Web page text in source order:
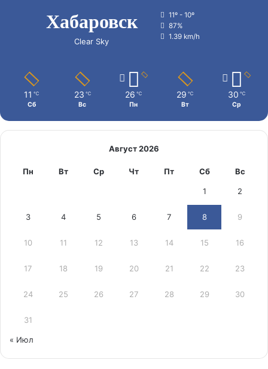
Хабаровск
Clear Sky
11º - 10º
87%
1.39 km/h
11 ℃
Сб
23 ℃
Вс
26 ℃
Пн
29 ℃
Вт
30 ℃
Ср
Август 2026
Пн Вт Ср Чт Пт Сб Вс
1 2
3 4 5 6 7 8 9
10 11 12 13 14 15 16
17 18 19 20 21 22 23
24 25 26 27 28 29 30
31
« Июл